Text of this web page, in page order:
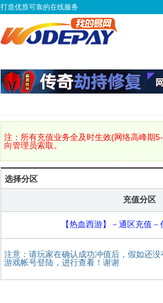
打造优质可靠的在线服务
注：所有充值业务全及时生效(网络高峰期
向管理员索取。
选择分区
充值分区
【热血西游】－通区充值
注意：请玩家在确认成功冲值后，假如还
游戏帐号登陆，进行查看！谢谢